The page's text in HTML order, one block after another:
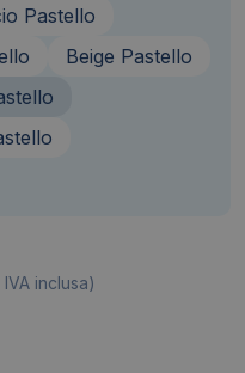
Pastello
Beige Pastello
IVA inclusa)